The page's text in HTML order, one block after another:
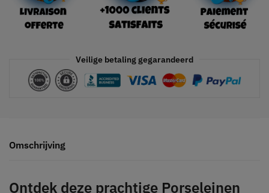
Veilige betaling gegarandeerd
Omschrijving
Ontdek deze prachtige Porseleinen